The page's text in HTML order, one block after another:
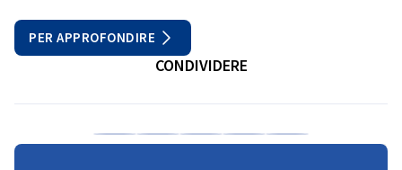
PER APPROFONDIRE
CONDIVIDERE
Condividi su Facebook
Condividi su LinkedIn
Condividi su XCondividi su XingCopia URL negli